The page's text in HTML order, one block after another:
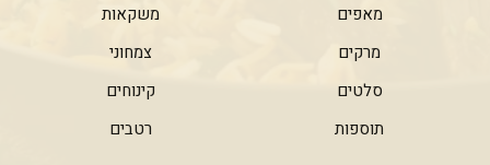
מאפים
מרקים
סלטים
תוספות
משקאות
צמחוני
קינוחים
רטבים